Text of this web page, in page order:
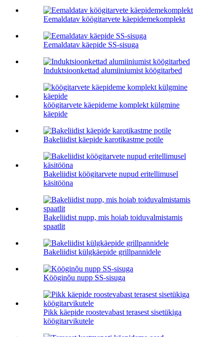
Eemaldatav köögitarvete käepidemekomplekt
Eemaldatav käepide SS-sisuga
Induktsioonkettad alumiiniumist köögitarbed
köögitarvete käepideme komplekt külgmine
käepide
Bakeliidist käepide karotikastme potile
Bakeliidist köögitarvete nupud eritellimusel
käsitööna
Bakeliidist nupp, mis hoiab toiduvalmistamis
spaatlit
Bakeliidist külgkäepide grillpannidele
Kööginõu nupp SS-sisuga
Pikk käepide roostevabast terasest sisetükiga
köögitarvikutele